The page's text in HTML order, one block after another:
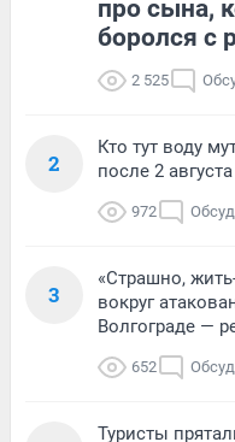
про сына,
боролся с
2 525
2
Кто тут воду
после 2 августа
972
3
«Страшно,
вокруг
Волгограде —
652
Туристы